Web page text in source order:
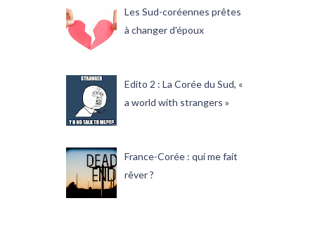
Les Sud-coréennes prêtes
à changer d'époux
Edito 2 : La Corée du Sud, «
a world with strangers »
France-Corée : qui me fait
rêver ?